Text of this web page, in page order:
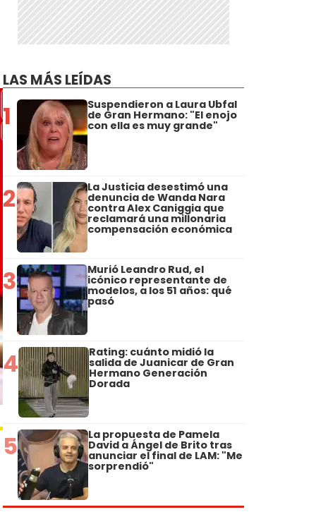
LAS MÁS LEÍDAS
1 Suspendieron a Laura Ubfal
de Gran Hermano: "El enojo
con ella es muy grande"
2 La Justicia desestimó una
denuncia de Wanda Nara
contra Alex Caniggia que
reclamará una millonaria
compensación económica
3 Murió Leandro Rud, el
icónico representante de
modelos, a los 51 años: qué
pasó
4 Rating: cuánto midió la
salida de Juanicar de Gran
Hermano Generación
Dorada
5 La propuesta de Pamela
David a Ángel de Brito tras
anunciar el final de LAM: "Me
sorprendió"